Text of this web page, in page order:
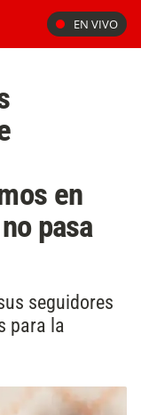
EN VIVO
en
pasa
seguidores
para la